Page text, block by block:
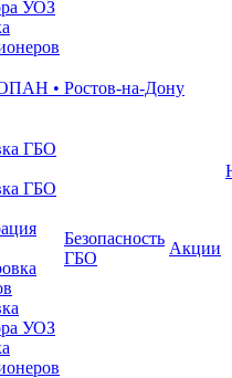
УОЗ
ГБО
ГБО
УОЗ
Безопасность
ГБО
Акции